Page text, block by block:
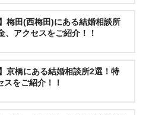
梅田(西梅田)にある結婚相談所
、アクセスをご紹介！！
京橋にある結婚相談所2選！特
をご紹介！！